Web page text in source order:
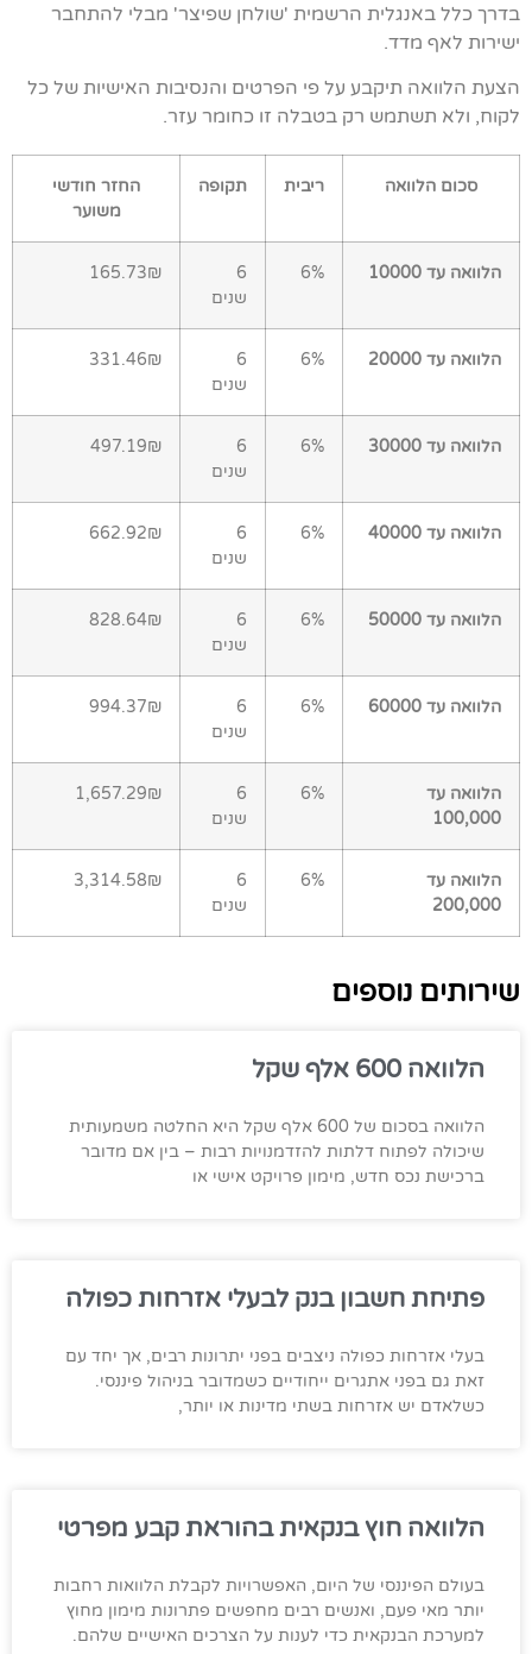
בדרך כלל באנגלית הרשמית 'שולחן שפיצר' מבלי להתחבר
ישירות לאף מדד.
הצעת הלוואה תיקבע על פי הפרטים והנסיבות האישיות של כל
לקוח, ולא תשתמש רק בטבלה זו כחומר עזר.
סכום הלוואה ריבית תקופה
החזר חודשי
משוער
הלוואה עד 10000 6%
6
שנים
165.73₪
הלוואה עד 20000 6%
6
שנים
331.46₪
הלוואה עד 30000 6%
6
שנים
497.19₪
הלוואה עד 40000 6%
6
שנים
662.92₪
הלוואה עד 50000 6%
6
שנים
828.64₪
הלוואה עד 60000 6%
6
שנים
994.37₪
הלוואה עד
100,000
6%
6
שנים
1,657.29₪
הלוואה עד
200,000
6%
6
שנים
3,314.58₪
שירותים נוספים
הלוואה 600 אלף שקל
הלוואה בסכום של 600 אלף שקל היא החלטה משמעותית
שיכולה לפתוח דלתות להזדמנויות רבות – בין אם מדובר
ברכישת נכס חדש, מימון פרויקט אישי או
פתיחת חשבון בנק לבעלי אזרחות כפולה
בעלי אזרחות כפולה ניצבים בפני יתרונות רבים, אך יחד עם
זאת גם בפני אתגרים ייחודיים כשמדובר בניהול פיננסי.
כשלאדם יש אזרחות בשתי מדינות או יותר,
הלוואה חוץ בנקאית בהוראת קבע מפרטי
בעולם הפיננסי של היום, האפשרויות לקבלת הלוואות רחבות
יותר מאי פעם, ואנשים רבים מחפשים פתרונות מימון מחוץ
למערכת הבנקאית כדי לענות על הצרכים האישיים שלהם.